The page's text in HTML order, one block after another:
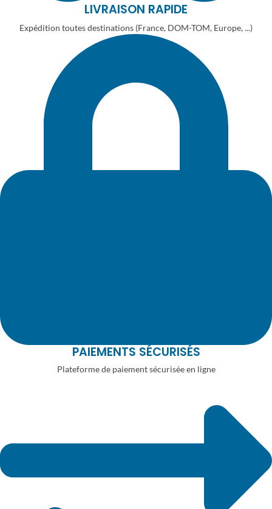
LIVRAISON RAPIDE
Expédition toutes destinations (France, DOM-TOM, Europe, ...)
PAIEMENTS SÉCURISÉS
Plateforme de paiement sécurisée en ligne